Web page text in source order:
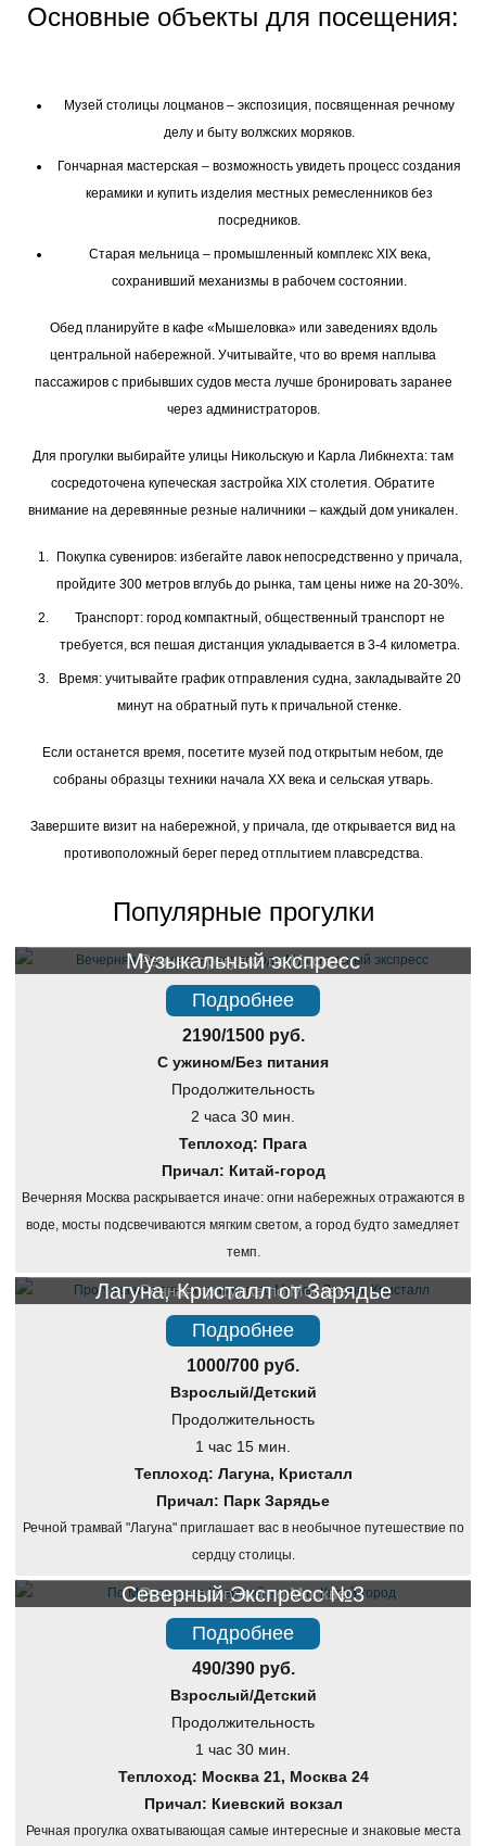
Основные объекты для посещения:
Музей столицы лоцманов – экспозиция, посвященная речному
делу и быту волжских моряков.
Гончарная мастерская – возможность увидеть процесс создания
керамики и купить изделия местных ремесленников без
посредников.
Старая мельница – промышленный комплекс XIX века,
сохранивший механизмы в рабочем состоянии.
Обед планируйте в кафе «Мышеловка» или заведениях вдоль
центральной набережной. Учитывайте, что во время наплыва
пассажиров с прибывших судов места лучше бронировать заранее
через администраторов.
Для прогулки выбирайте улицы Никольскую и Карла Либкнехта: там
сосредоточена купеческая застройка XIX столетия. Обратите
внимание на деревянные резные наличники – каждый дом уникален.
Покупка сувениров: избегайте лавок непосредственно у причала,
пройдите 300 метров вглубь до рынка, там цены ниже на 20-30%.
Транспорт: город компактный, общественный транспорт не
требуется, вся пешая дистанция укладывается в 3-4 километра.
Время: учитывайте график отправления судна, закладывайте 20
минут на обратный путь к причальной стенке.
Если останется время, посетите музей под открытым небом, где
собраны образцы техники начала XX века и сельская утварь.
Завершите визит на набережной, у причала, где открывается вид на
противоположный берег перед отплытием плавсредства.
Популярные прогулки
Речная прогулка по Москве
Музыкальный экспресс
Подробнее
2190/1500 руб.
С ужином/Без питания
Продолжительность
2 часа 30 мин.
Теплоход: Прага
Причал: Китай-город
Вечерняя Москва раскрывается иначе: огни набережных отражаются в
воде, мосты подсвечиваются мягким светом, а город будто замедляет
темп.
Речная прогулка по Москве
Лагуна, Кристалл от Зарядье
Подробнее
1000/700 руб.
Взрослый/Детский
Продолжительность
1 час 15 мин.
Теплоход: Лагуна, Кристалл
Причал: Парк Зарядье
Речной трамвай "Лагуна" приглашает вас в необычное путешествие по
сердцу столицы.
Речная прогулка по Москве
Северный Экспресс №3
Подробнее
490/390 руб.
Взрослый/Детский
Продолжительность
1 час 30 мин.
Теплоход: Москва 21, Москва 24
Причал: Киевский вокзал
Речная прогулка охватывающая самые интересные и знаковые места